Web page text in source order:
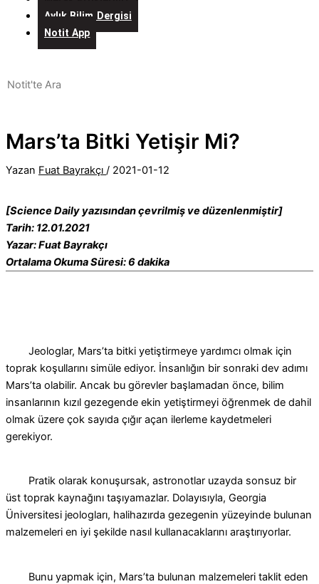
Aylık Bilim Dergisi
Notit App
Mars’ta Bitki Yetişir Mi?
Yazan Fuat Bayrakçı / 2021-01-12
[Science Daily yazısından çevrilmiş ve düzenlenmiştir]
Tarih: 12.01.2021
Yazar: Fuat Bayrakçı
Ortalama Okuma Süresi: 6 dakika
Jeologlar, Mars’ta bitki yetiştirmeye yardımcı olmak için
toprak koşullarını simüle ediyor. İnsanlığın bir sonraki dev adımı
Mars’ta olabilir. Ancak bu görevler başlamadan önce, bilim
insanlarının kızıl gezegende ekin yetiştirmeyi öğrenmek de dahil
olmak üzere çok sayıda çığır açan ilerleme kaydetmeleri
gerekiyor.
Pratik olarak konuşursak, astronotlar uzayda sonsuz bir
üst toprak kaynağını taşıyamazlar. Dolayısıyla, Georgia
Üniversitesi jeologları, halihazırda gezegenin yüzeyinde bulunan
malzemeleri en iyi şekilde nasıl kullanacaklarını araştırıyorlar.
Bunu yapmak için, Mars’ta bulunan malzemeleri taklit eden